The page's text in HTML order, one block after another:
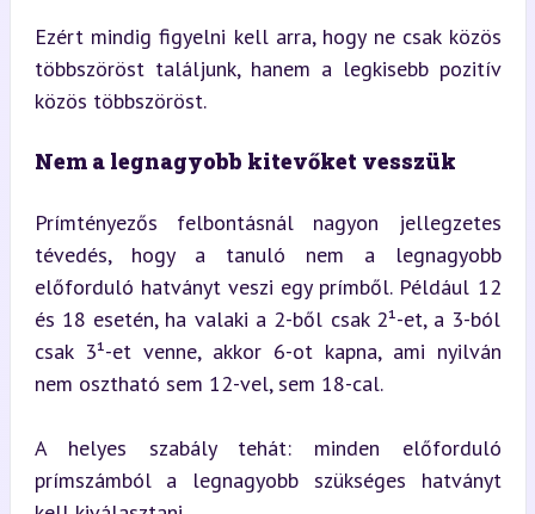
Ezért mindig figyelni kell arra, hogy ne csak közös
többszöröst találjunk, hanem a legkisebb pozitív
közös többszöröst.
Nem a legnagyobb kitevőket vesszük
Prímtényezős felbontásnál nagyon jellegzetes
tévedés, hogy a tanuló nem a legnagyobb
előforduló hatványt veszi egy prímből. Például 12
és 18 esetén, ha valaki a 2-ből csak 2¹-et, a 3-ból
csak 3¹-et venne, akkor 6-ot kapna, ami nyilván
nem osztható sem 12-vel, sem 18-cal.
A helyes szabály tehát: minden előforduló
prímszámból a legnagyobb szükséges hatványt